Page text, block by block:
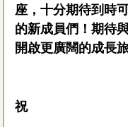
座，十分期待到時
的新成員們！期待
開啟更廣闊的成長
祝